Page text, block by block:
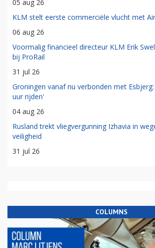
05 aug 26
KLM stelt eerste commerciële vlucht met
06 aug 26
Voormalig financieel directeur KLM Erik
bij ProRail
31 jul 26
Groningen vanaf nu verbonden met
uur rijden'
04 aug 26
Rusland trekt vliegvergunning Izhavia in
veiligheid
31 jul 26
COLUMNS